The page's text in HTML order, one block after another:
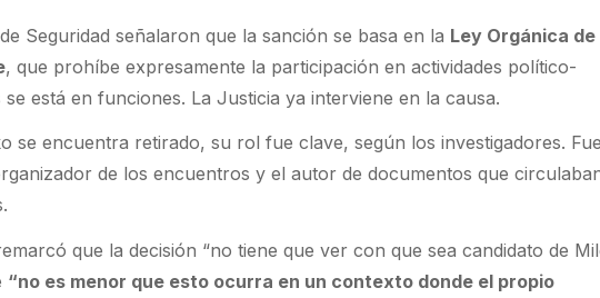
Seguridad señalaron que la sanción se basa en la Ley Orgánica de
, que prohíbe expresamente la participación en actividades político-
está en funciones. La Justicia ya interviene en la causa.
se encuentra retirado, su rol fue clave, según los investigadores. Fue
de los encuentros y el autor de documentos que
que la decisión “no tiene que ver con que sea candidato de
“no es menor que esto ocurra en un contexto donde el propio